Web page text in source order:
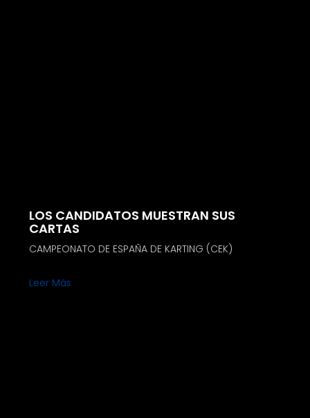
LOS CANDIDATOS MUESTRAN SUS
CARTAS
CAMPEONATO DE ESPAÑA DE KARTING (CEK)
Leer Más